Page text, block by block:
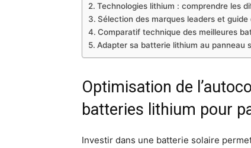
Technologies lithium : comprendre les
Sélection des marques leaders et
Comparatif technique des meilleures
Adapter sa batterie lithium au panneau
Optimisation de
batteries lithium pour
Investir dans une batterie solaire